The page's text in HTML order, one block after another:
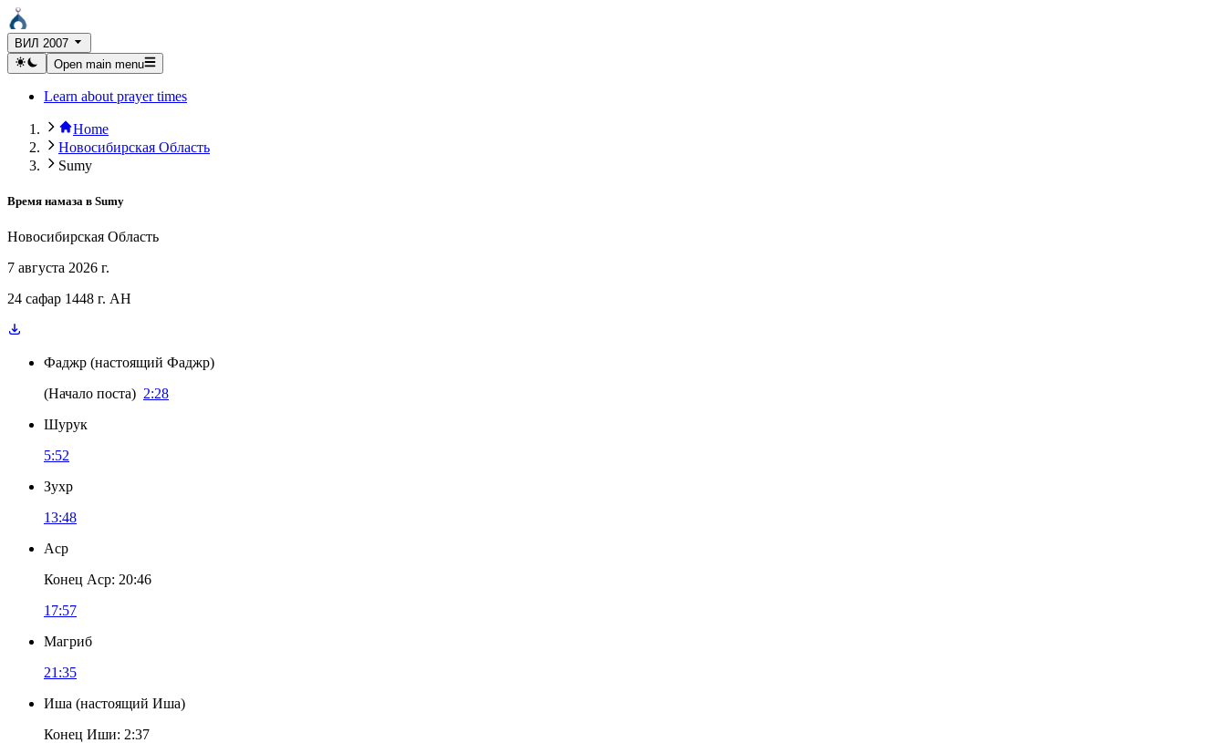
ВИЛ 2007
Open main menu
Learn about prayer times
Home
Новосибирская Область
Sumy
Время намаза в Sumy
Новосибирская Область
7 августа 2026 г.
24 сафар 1448 г. AH
Фаджр (настоящий Фаджр)
(Начало поста) 2:28
Шурук
5:52
Зухр
13:48
Аср
Конец Аср: 20:46
17:57
Магриб
21:35
Иша (настоящий Иша)
Конец Иши: 2:37